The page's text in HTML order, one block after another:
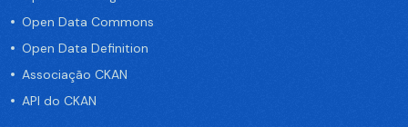
Open Data Commons
Open Data Definition
Associação CKAN
API do CKAN